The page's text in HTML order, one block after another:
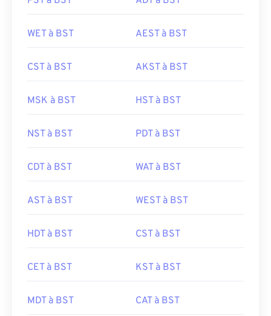
WET à BST AEST à BST
CST à BST AKST à BST
MSK à BST HST à BST
NST à BST PDT à BST
CDT à BST WAT à BST
AST à BST WEST à BST
HDT à BST CST à BST
CET à BST KST à BST
MDT à BST CAT à BST